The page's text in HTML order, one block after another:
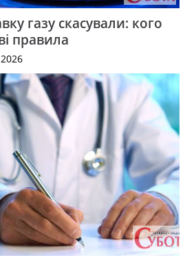
газу скасували: кого
правила